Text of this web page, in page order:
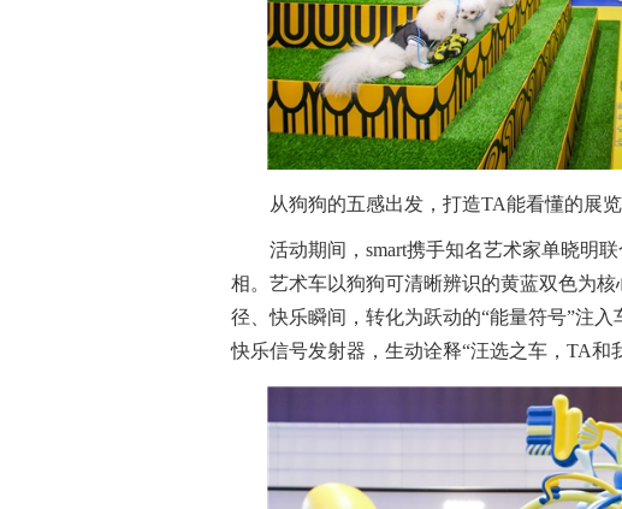
从狗狗的五感出发，打造TA能看懂的展览
活动期间，smart携手知名艺术家单晓明
相。艺术车以狗狗可清晰辨识的黄蓝双色为
径、快乐瞬间，转化为跃动的“能量符号”注
快乐信号发射器，生动诠释“汪选之车，TA和